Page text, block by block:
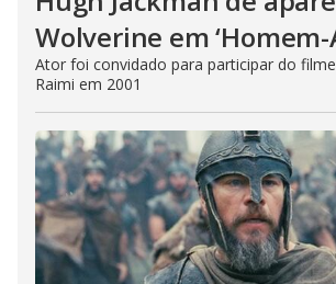
Wolverine em ‘Homem-
Ator foi convidado para participar do
Raimi em 2001